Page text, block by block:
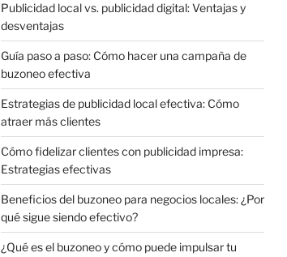
Publicidad local vs. publicidad digital: Ventajas y
desventajas
Guía paso a paso: Cómo hacer una campaña de
buzoneo efectiva
Estrategias de publicidad local efectiva: Cómo
atraer más clientes
Cómo fidelizar clientes con publicidad impresa:
Estrategias efectivas
Beneficios del buzoneo para negocios locales: ¿Por
qué sigue siendo efectivo?
¿Qué es el buzoneo y cómo puede impulsar tu